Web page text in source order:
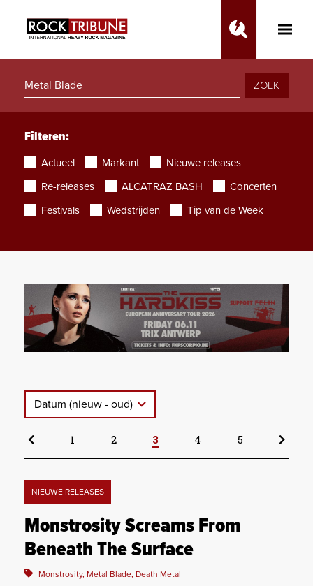
Toggle
ZOEK
Filteren:
Actueel Markant
Nieuwe releases
Re-releases
ALCATRAZ BASH
Concerten
Festivals
Wedstrijden Tip van de Week
Datum (nieuw - oud)
1 2 3 4 5
NIEUWE RELEASES
Monstrosity Screams From
Beneath The Surface
Monstrosity, Metal Blade, Death Metal